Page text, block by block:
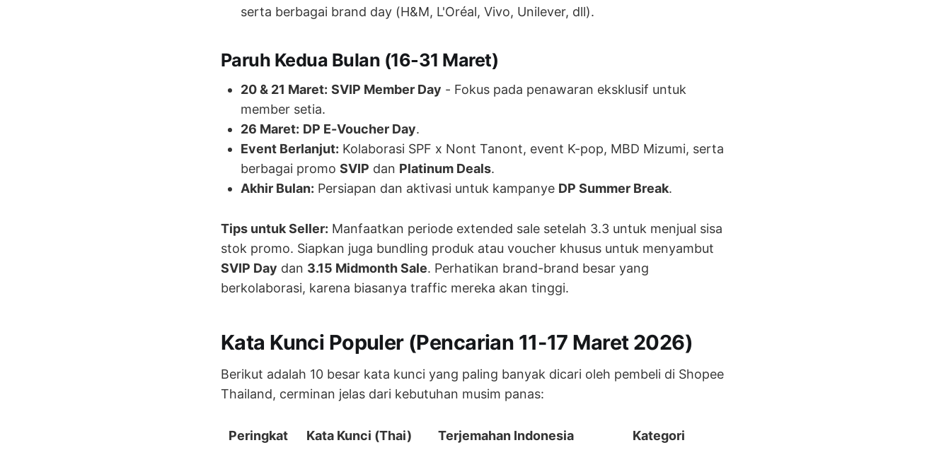
serta berbagai brand day (H&M, L'Oréal, Vivo, Unilever, dll).
Paruh Kedua Bulan (16-31 Maret)
20 & 21 Maret: SVIP Member Day - Fokus pada penawaran eksklusif untuk
member setia.
26 Maret: DP E-Voucher Day.
Event Berlanjut: Kolaborasi SPF x Nont Tanont, event K-pop, MBD Mizumi, serta
berbagai promo SVIP dan Platinum Deals.
Akhir Bulan: Persiapan dan aktivasi untuk kampanye DP Summer Break.
Tips untuk Seller: Manfaatkan periode extended sale setelah 3.3 untuk menjual sisa
stok promo. Siapkan juga bundling produk atau voucher khusus untuk menyambut
SVIP Day dan 3.15 Midmonth Sale. Perhatikan brand-brand besar yang
berkolaborasi, karena biasanya traffic mereka akan tinggi.
Kata Kunci Populer (Pencarian 11-17 Maret 2026)
Berikut adalah 10 besar kata kunci yang paling banyak dicari oleh pembeli di Shopee
Thailand, cerminan jelas dari kebutuhan musim panas:
Peringkat Kata Kunci (Thai) Terjemahan Indonesia
Kategori